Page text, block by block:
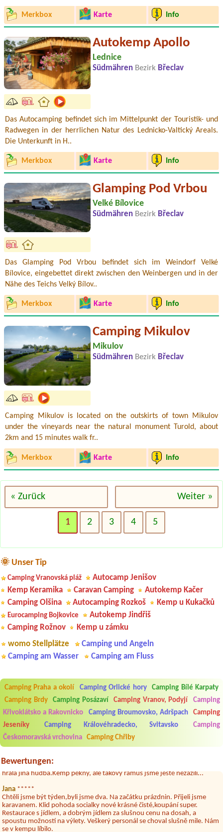
Merkbox Karte Info
Autokemp Apollo
Lednice
Südmähren Bezirk Břeclav
Das Autocamping befindet sich im Mittelpunkt der Touristik- und
Radwegen in der herrlichen Natur des Lednicko-Valtický Areals.
Die Unterkunft in H..
Merkbox Karte Info
Glamping Pod Vrbou
Velké Bílovice
Südmähren Bezirk Břeclav
Das Glamping Pod Vrbou befindet sich im Weindorf Velké
Bílovice, eingebettet direkt zwischen den Weinbergen und in der
Nähe des Teichs Velký Bílov..
Merkbox Karte Info
Camping Mikulov
Mikulov
Südmähren Bezirk Břeclav
Camping Mikulov is located on the outskirts of town Mikulov
under the vineyards near the natural monument Turold, about
2km and 15 minutes walk fr..
Merkbox Karte Info
« Zurück Weiter »
1 2 3 4 5
🌞 Unser Tip
Camping Vranovská pláž
Autocamp Jenišov
Kemp Keramika
Caravan Camping
Autokemp Kačer
Camping Olšina
Autocamping Rozkoš Kemp u Kukačků
Eurocamping Bojkovice
Autokemp Jindřiš
Camping Rožnov
Kemp u zámku
womo Stellplätze
Camping und Angeln
Camping am Wasser
Camping am Fluss
Camping Praha a okolí Camping Orlické hory
Camping Bílé Karpaty
Camping Brdy
Camping Posázaví Camping Vranov, Podyjí
Camping
Křivoklátsko a Rakovnicko
Camping Broumovsko, Adršpach
Camping
Jeseníky
Camping Královéhradecko, Svitavsko
Camping
Českomoravská vrchovina Camping Chřiby
Bewertungen:
Aneta Melicharová***
Byli jsme zde v týdnu od 25.7. do 1.8. 2026. Kemp jako takový je pěkný.
V umývárně i na WC bylo vždy čisto, doplněný papír i utěrky, což při
množství návštěvníků není samozřejmost. V kempu je obchod a
restaurace, kebab a další občerstvení. Co nás ale velice zklamalo byl
ubytovaných. Přes den jsem si připadala jak na pouti- z každého koutu
hrála jiná hudba.Kemp pěkný, ale takový rámus jsme ještě nezažili...
Jana *****
Chtěli jsme být týden,byli jsme dva. Na začátku prázdnin. Přijeli jsme
karavanem. Klid pohoda socialky nové krásné čisté,koupání super.
Restaurace s jídlem, a dobrým jídlem za slušnou cenu na dosah, a
spoustu možností na výlety. Veškerý personál se choval slušně mile. Nám
se v kempu líbilo.